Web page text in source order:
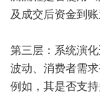
及成交后资金到
第三层：系统演
波动、消费者需
例如，其是否支